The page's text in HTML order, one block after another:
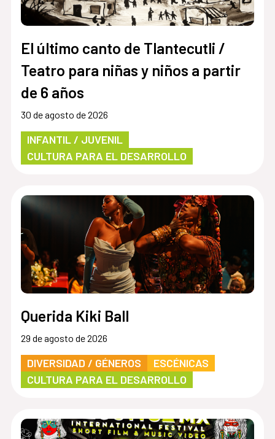
El último canto de Tlantecutli /
Teatro para niñas y niños a partir
de 6 años
30 de agosto de 2026
INFANTIL / JUVENIL
CULTURA PARA EL DESARROLLO
Querida Kiki Ball
29 de agosto de 2026
DIVERSIDAD / GÉNEROS
ESCÉNICAS
CULTURA PARA EL DESARROLLO